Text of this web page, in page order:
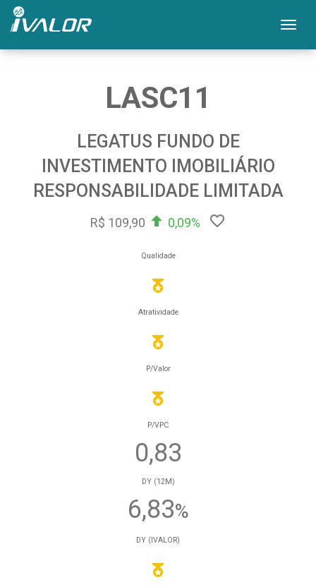
LASC11
LEGATUS FUNDO DE
INVESTIMENTO IMOBILIÁRIO
RESPONSABILIDADE LIMITADA
R$ 109,90 0,09%
Qualidade
Atratividade
P/Valor
P/VPC
0,83
DY (12M)
6,83%
DY (IVALOR)